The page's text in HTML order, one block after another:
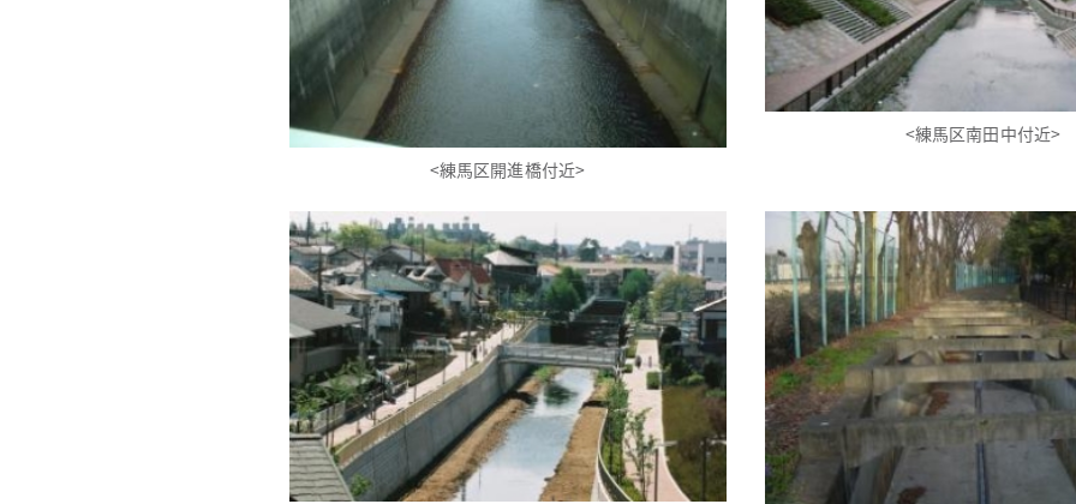
<練馬区開進橋付近>
<練馬区南田中付近>